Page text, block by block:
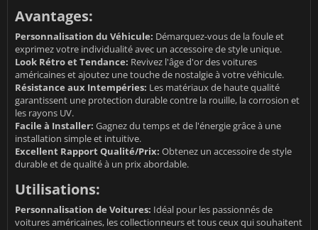
Avantages:
Personnalisation du Véhicule: Démarquez-vous de la foule et
exprimez votre individualité avec un accessoire de style unique.
Look Rétro et Tendance: Revivez l'âge d'or des voitures
américaines et ajoutez une touche de nostalgie à votre véhicule.
Résistance aux Intempéries: Les matériaux de haute qualité
garantissent une protection durable contre la rouille, la corrosion et
les rayons UV.
Facile à Installer: Gagnez du temps et de l'énergie grâce à une
installation simple et intuitive.
Excellent Rapport Qualité/Prix: Obtenez un accessoire de style
durable et de qualité à un prix abordable.
Utilisations:
Personnalisation de Voitures: Idéal pour les passionnés de
voitures américaines, les collectionneurs et tous ceux qui souhaitent